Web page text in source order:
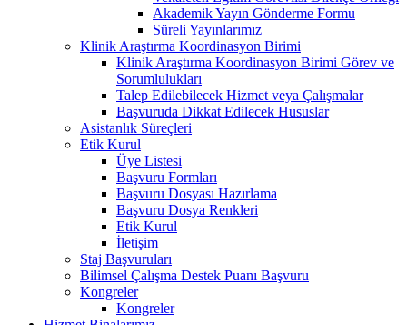
Akademik Yayın Gönderme Formu
Süreli Yayınlarımız
Klinik Araştırma Koordinasyon Birimi
Klinik Araştırma Koordinasyon Birimi Görev ve
Sorumlulukları
Talep Edilebilecek Hizmet veya Çalışmalar
Başvuruda Dikkat Edilecek Hususlar
Asistanlık Süreçleri
Etik Kurul
Üye Listesi
Başvuru Formları
Başvuru Dosyası Hazırlama
Başvuru Dosya Renkleri
Etik Kurul
İletişim
Staj Başvuruları
Bilimsel Çalışma Destek Puanı Başvuru
Kongreler
Kongreler